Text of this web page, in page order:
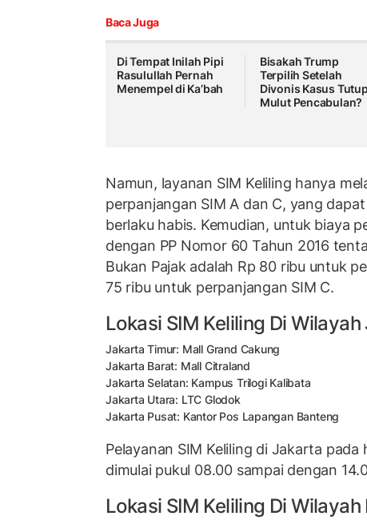
Baca Juga
Di Tempat Inilah Pipi
Rasulullah Pernah
Menempel di Ka’bah
Bisakah Trump
Terpilih Setelah
Divonis Kasus Tutup
Mulut Pencabulan?
Namun, layanan SIM Keliling hanya
perpanjangan SIM A dan C, yang
berlaku habis. Kemudian, untuk biaya
dengan PP Nomor 60 Tahun 2016
Bukan Pajak adalah Rp 80 ribu untuk
75 ribu untuk perpanjangan SIM C.
Lokasi SIM Keliling Di
Jakarta Timur: Mall Grand Cakung
Jakarta Barat: Mall Citraland
Jakarta Selatan: Kampus Trilogi Kalibata
Jakarta Utara: LTC Glodok
Jakarta Pusat: Kantor Pos Lapangan Banteng
Pelayanan SIM Keliling di Jakarta
dimulai pukul 08.00 sampai dengan
Lokasi SIM Keliling Di Wilayah